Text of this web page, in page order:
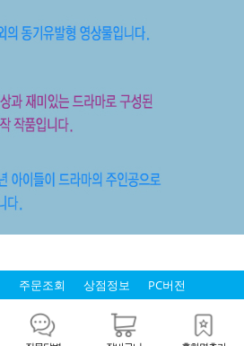
주문조회 상점정보 PC버전